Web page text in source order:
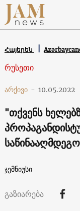
Հայերեն
რუსეთი
არქივი - 10.05.2022
"თქვენს
ჯემნიუსი
გაზიარება